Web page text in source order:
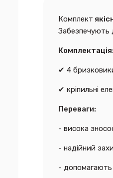
Комплект
Забезпечують
Комплектація:
✔ 4
✔ кріпильні
Переваги:
- висока
- надійний
- допомагають